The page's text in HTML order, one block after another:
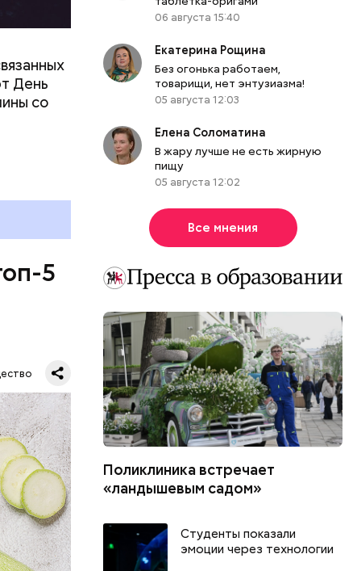
День
со
5
06 августа 15:40
Екатерина Рощина
Без огонька работаем,
товарищи, нет энтузиазма!
05 августа 12:03
Елена Соломатина
В жару лучше не есть жирную
пищу
05 августа 12:02
Все мнения
Поликлиника встречает
«ландышевым садом»
Студенты показали
эмоции через технологии